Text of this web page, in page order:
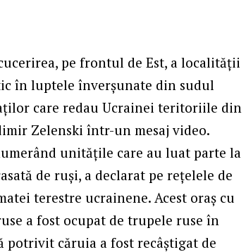
pe frontul de Est, a localității
în luptele înverșunate din sudul
care redau Ucrainei teritoriile din
Zelenski într-un mesaj video.
unitățile care au luat parte la
de ruși, a declarat pe rețelele de
terestre ucrainene. Acest oraș cu
a fost ocupat de trupele ruse în
căruia a fost recâștigat de